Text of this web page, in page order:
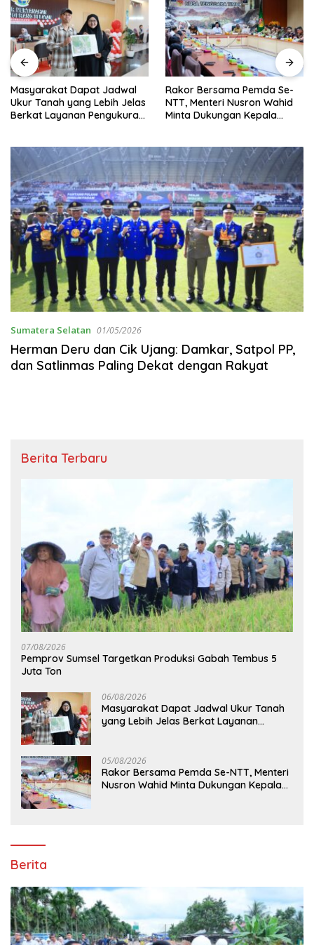
Masyarakat Dapat Jadwal
Ukur Tanah yang Lebih Jelas
Berkat Layanan Pengukuran
Rakor Bersama Pemda Se-
NTT, Menteri Nusron Wahid
Minta Dukungan Kepala
Pertanahan
Sumatera Selatan 01/05/2026
Herman Deru dan Cik Ujang: Damkar, Satpol PP,
dan Satlinmas Paling Dekat dengan Rakyat
Berita Terbaru
07/08/2026
Pemprov Sumsel Targetkan Produksi Gabah Tembus 5
Juta Ton
06/08/2026
Masyarakat Dapat Jadwal Ukur Tanah
yang Lebih Jelas Berkat Layanan
05/08/2026
Rakor Bersama Pemda Se-NTT, Menteri
Nusron Wahid Minta Dukungan Kepala
Berita